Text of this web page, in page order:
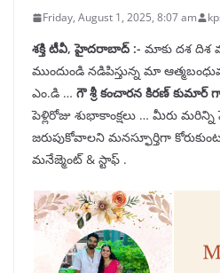
Friday, August 1, 2025, 8:07 am
శక్తి టీవీ, హైదరాబాద్ :- మాకు దశ దిశ
ముందుండి నడిపిస్తున్న మా
ఎం.డి … గౌ శ్రీ కంచారన కిరణ్ కుమార్
పెళ్లిరోజు శుభాకాంక్షలు … మీరు
జరుపుకోవాలని మనస్ఫూర్తిగా
మనేజ్మెంట్ & స్టాఫ్ .